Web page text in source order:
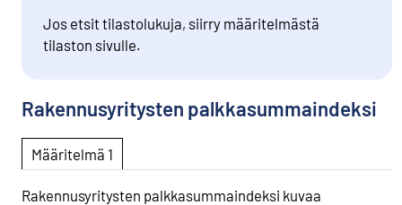
Jos etsit tilastolukuja, siirry määritelmästä
tilaston sivulle.
Rakennusyritysten palkkasummaindeksi
Määritelmä 1
Rakennusyritysten palkkasummaindeksi kuvaa